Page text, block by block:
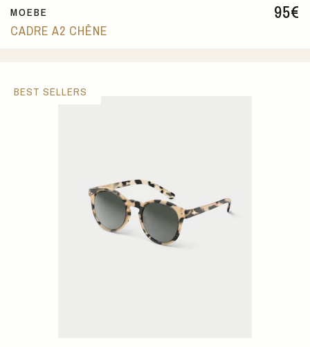
95€
MOEBE
CADRE A2 CHÊNE
BEST SELLERS